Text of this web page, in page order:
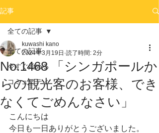
記事
全ての記事
今すぐ始める
コミュニティ
全ての記事
No.1468 「シンガポールか
らの観光客のお客様、でき
なくてごめんなさい」
kuwashi kano
2024年3月19日 読了時間: 2分
こんにちは
今日も一日ありがとうございました。